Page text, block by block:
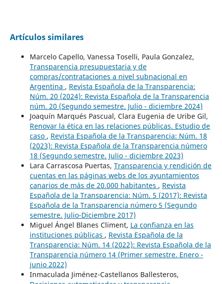
Artículos similares
Marcelo Capello, Vanessa Toselli, Paula Gonzalez,
Transparencia presupuestaria y de
compras/contrataciones a nivel subnacional en
Argentina , Revista Española de la Transparencia:
Núm. 20 (2024): Revista Española de la Transparencia
núm. 20 (Segundo semestre. Julio - diciembre 2024)
Joaquín Marqués Pascual, Clara Eugenia de Uribe Gil,
Renovar la ética en las relaciones públicas. Estudio de
caso , Revista Española de la Transparencia: Núm. 18
(2023): Revista Española de la Transparencia número
18 (Segundo semestre. Julio - diciembre 2023)
Lara Carrascosa Puertas, Transparencia y rendición de
cuentas en las páginas webs de los ayuntamientos
canarios de más de 20.000 habitantes , Revista
Española de la Transparencia: Núm. 5 (2017): Revista
Española de la Transparencia número 5 (Segundo
semestre. Julio-Diciembre 2017)
Miguel Ángel Blanes Climent, La confianza en las
instituciones públicas , Revista Española de la
Transparencia: Núm. 14 (2022): Revista Española de la
Transparencia número 14 (Primer semestre. Enero -
junio 2022)
Inmaculada Jiménez-Castellanos Ballesteros,